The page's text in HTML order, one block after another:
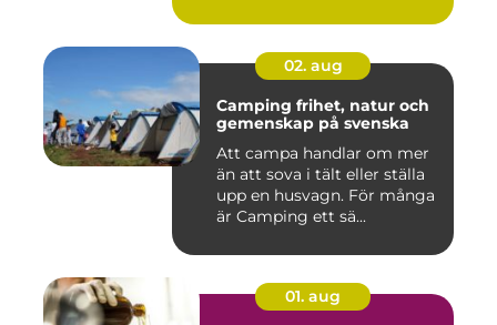
02. aug
Camping frihet, natur och
gemenskap på svenska
Att campa handlar om mer
än att sova i tält eller ställa
upp en husvagn. För många
är Camping ett sä...
01. aug